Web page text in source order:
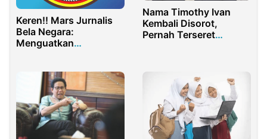
Keren!! Mars Jurnalis
Bela Negara:
Menguatkan
Bangsa
Nama Timothy Ivan
Kembali Disorot,
Pernah Terseret